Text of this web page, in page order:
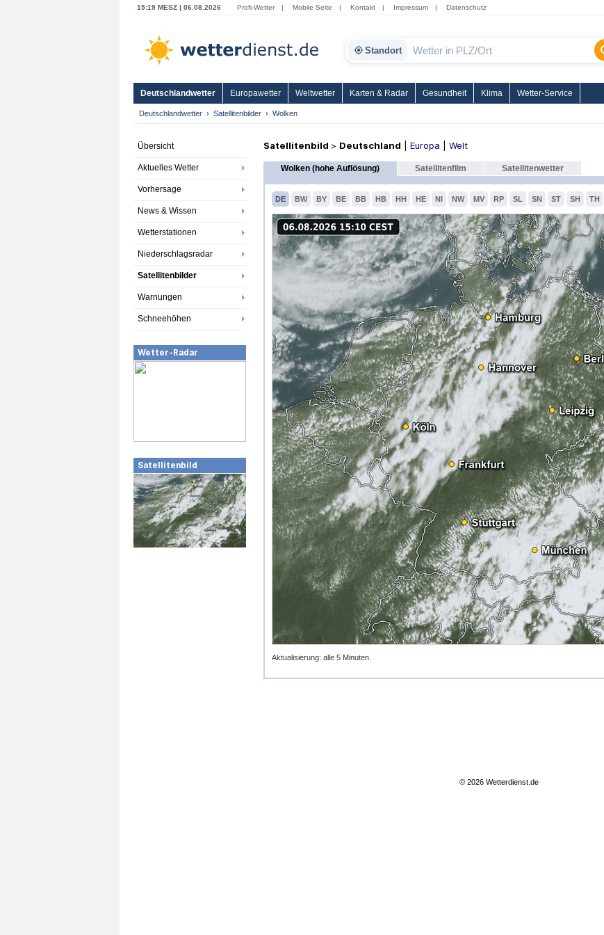
15:19 MESZ | 06.08.2026 Profi-Wetter | Mobile Seite | Kontakt | Impressum | Datenschutz
Standort
Deutschlandwetter Europawetter Weltwetter Karten & Radar Gesundheit Klima Wetter-Service
Deutschlandwetter Satellitenbilder Wolken
Übersicht
Aktuelles Wetter
Vorhersage
News & Wissen
Wetterstationen
Niederschlagsradar
Satellitenbilder
Warnungen
Schneehöhen
Wetter-Radar
Satellitenbild
Satellitenbild > Deutschland Europa Welt
Wolken (hohe Auflösung) Satellitenfilm Satellitenwetter
DE BW BY BE BB HB HH HE NI NW MV RP SL SN ST SH TH
Aktualisierung: alle 5 Minuten.
© 2026 Wetterdienst.de